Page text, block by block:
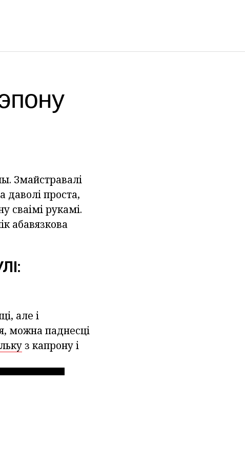
Змайстравалі
даволі проста,
сваімі рукамі.
абавязкова
але і
можна паднесці
з капрону і